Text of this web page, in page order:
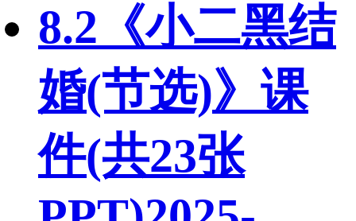
8.2《小二黑结
婚(节选)》课
件(共23张